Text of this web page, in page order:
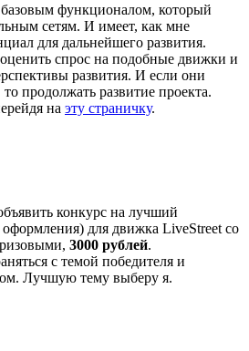
базовым функционалом, который
сетям. И имеет, как мне
для дальнейшего развития.
спрос на подобные движки и
развития. И если они
продолжать развитие проекта.
на эту страничку.
конкурс на лучший
для движка LiveStreet со
3000 рублей.
с темой победителя и
Лучшую тему выберу я.